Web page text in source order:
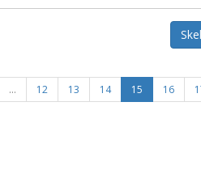
... 12 13 14 15 16